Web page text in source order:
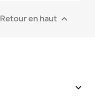
Retour en haut 
